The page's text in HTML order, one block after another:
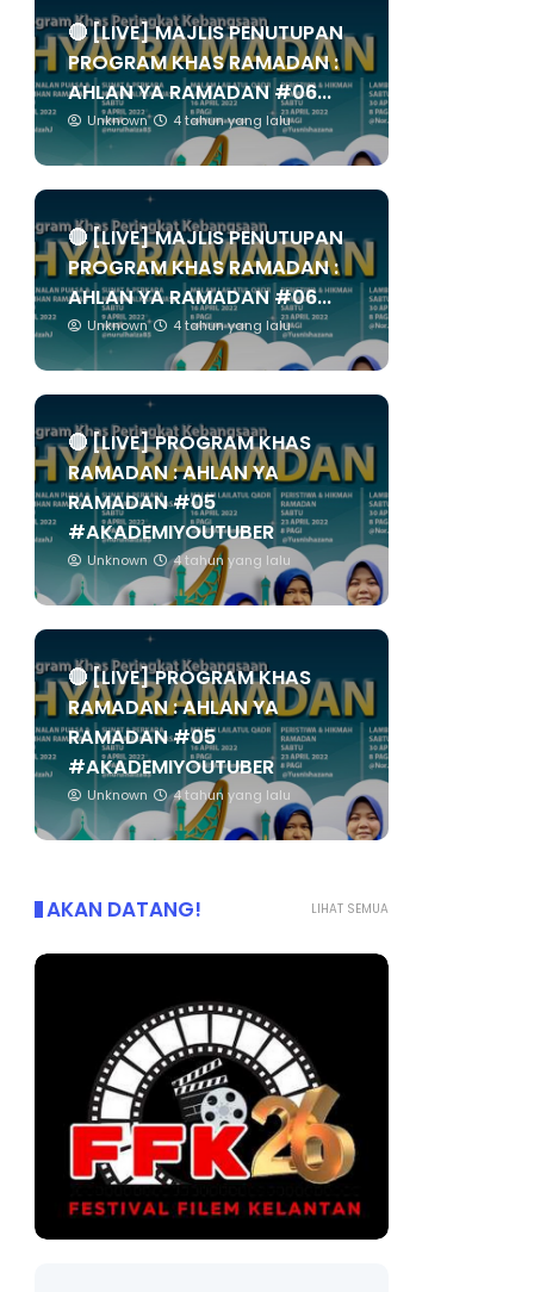
🔴 [LIVE] MAJLIS PENUTUPAN
PROGRAM KHAS RAMADAN :
AHLAN YA RAMADAN #06...
Unknown 4 tahun yang lalu
🔴 [LIVE] MAJLIS PENUTUPAN
PROGRAM KHAS RAMADAN :
AHLAN YA RAMADAN #06...
Unknown 4 tahun yang lalu
🔴 [LIVE] PROGRAM KHAS
RAMADAN : AHLAN YA
RAMADAN #05
#AKADEMIYOUTUBER
Unknown 4 tahun yang lalu
🔴 [LIVE] PROGRAM KHAS
RAMADAN : AHLAN YA
RAMADAN #05
#AKADEMIYOUTUBER
Unknown 4 tahun yang lalu
LIHAT SEMUA
AKAN DATANG!